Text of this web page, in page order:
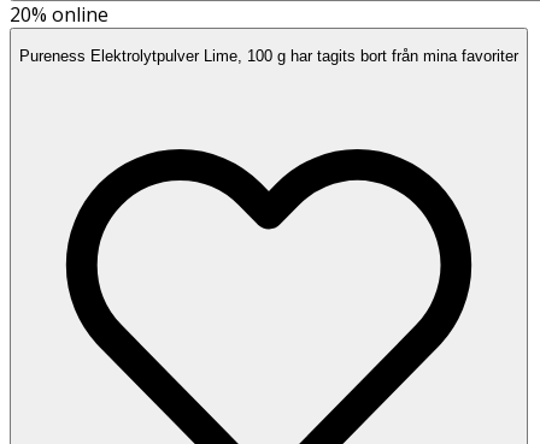
20% online
Pureness Elektrolytpulver Lime, 100 g har tagits bort från mina favoriter